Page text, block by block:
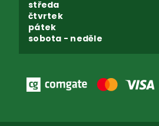
středa
čtvrtek
pátek
sobota - neděle